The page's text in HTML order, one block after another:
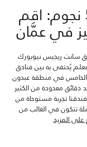
فنادق عمان الاردن 5 نجوم: اقم
في عمَّان
سانت ريجيس نيويورك
يُحتفى به بين فنادق
الخامس في منطقة عبدون
معدودة من الكثير
تجربة مستوحاة من
تتكون في الغالب من
على المزيد